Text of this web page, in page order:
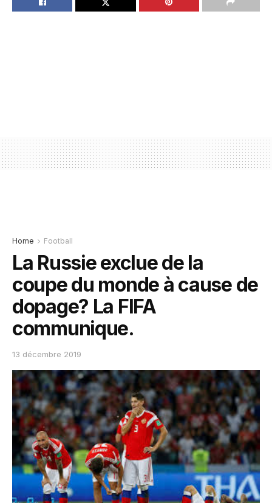
Home Football
La Russie exclue de la
coupe du monde à cause de
dopage? La FIFA
communique.
13 décembre 2019